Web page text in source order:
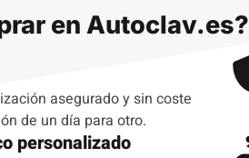
en Autoclav.es?
asegurado y sin coste
de un día para otro.
personalizado